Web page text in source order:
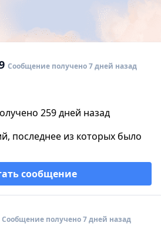
Сообщение получено 7 дней назад
259 дней назад
последнее из которых было
сообщение
Сообщение получено 7 дней назад